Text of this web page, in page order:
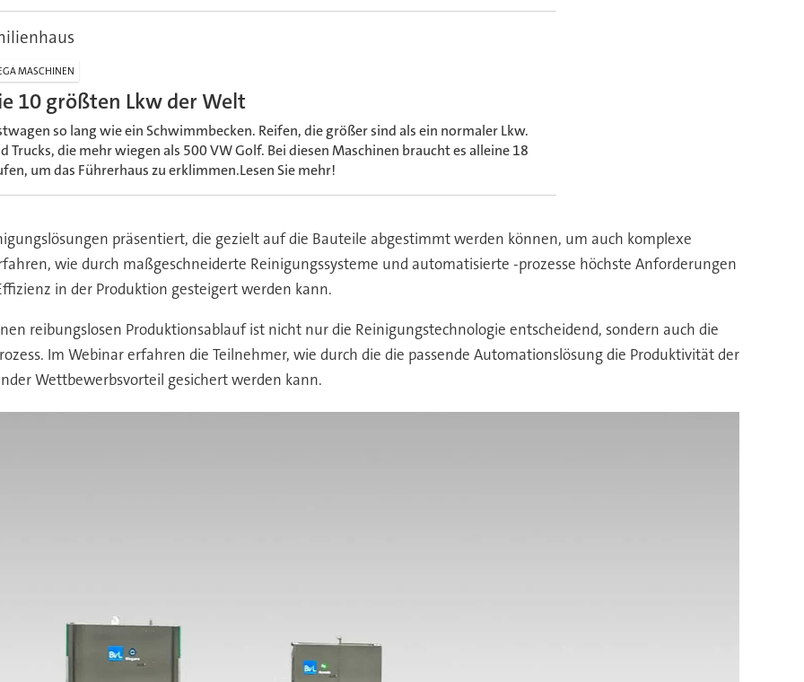
MASCHINEN
10 größten Lkw der Welt
so lang wie ein Schwimmbecken. Reifen, die größer sind als ein normaler Lkw.
Trucks, die mehr wiegen als 500 VW Golf. Bei diesen Maschinen braucht es alleine 18
um das Führerhaus zu erklimmen.Lesen Sie mehr!
präsentiert, die gezielt auf die Bauteile abgestimmt werden können, um auch komplexe
wie durch maßgeschneiderte Reinigungssysteme und automatisierte -prozesse höchste Anforderungen
in der Produktion gesteigert werden kann.
reibungslosen Produktionsablauf ist nicht nur die Reinigungstechnologie entscheidend, sondern auch die
Im Webinar erfahren die Teilnehmer, wie durch die die passende Automationslösung die Produktivität der
Wettbewerbsvorteil gesichert werden kann.